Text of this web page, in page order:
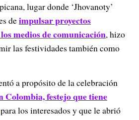
lugar donde ‘Jhovanoty’
deimpulsar proyectos
medios de comunicación, hizo
las festividades también como
a propósito de la celebración
Colombia, festejo que tiene
para los interesados y que le abrió